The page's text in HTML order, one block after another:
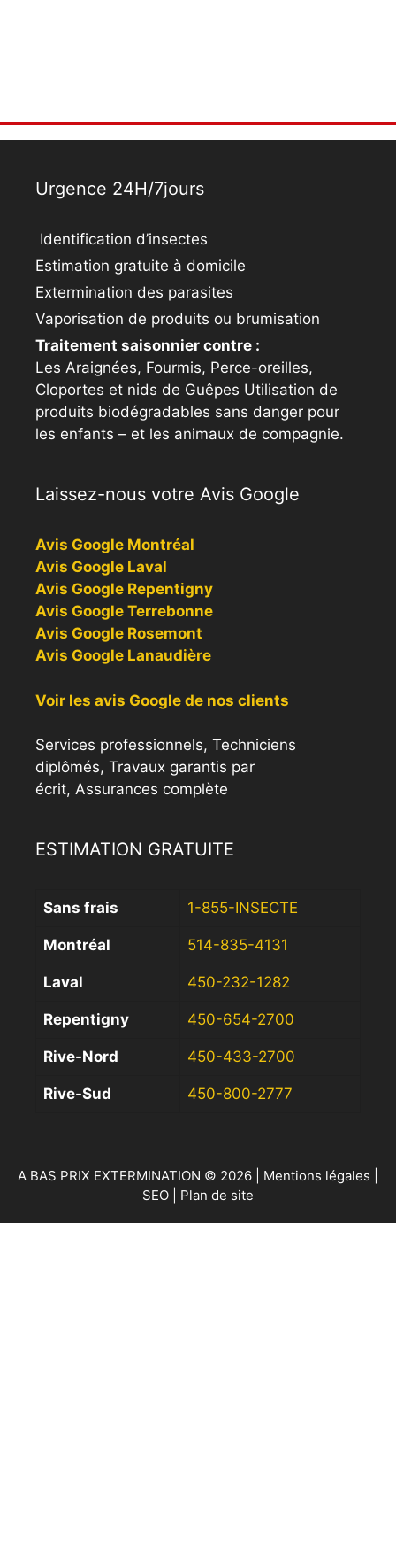
Urgence 24H/7jours
Identification d’insectes
Estimation gratuite à domicile
Extermination des parasites
Vaporisation de produits ou brumisation
Traitement saisonnier contre :
Les Araignées, Fourmis, Perce-oreilles,
Cloportes et nids de Guêpes Utilisation de
produits biodégradables sans danger pour
les enfants – et les animaux de compagnie.
Laissez-nous votre Avis Google
Avis Google Montréal
Avis Google Laval
Avis Google Repentigny
Avis Google Terrebonne
Avis Google Rosemont
Avis Google Lanaudière
Voir les avis Google de nos clients
Services professionnels, Techniciens
diplômés, Travaux garantis par
écrit, Assurances complète
ESTIMATION GRATUITE
Sans frais 1-855-INSECTE
Montréal 514-835-4131
Laval 450-232-1282
Repentigny 450-654-2700
Rive-Nord 450-433-2700
Rive-Sud 450-800-2777
A BAS PRIX EXTERMINATION © 2026 | Mentions légales
SEO
Plan de site